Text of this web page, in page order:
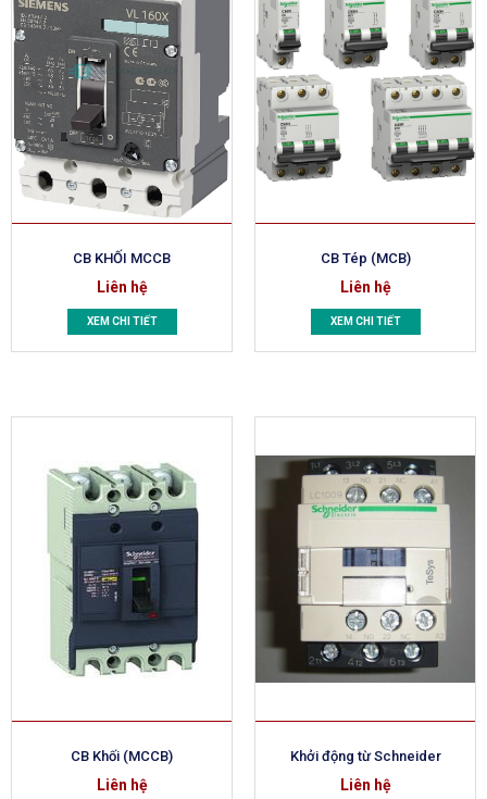
CB KHỐI MCCB
Liên hệ
XEM CHI TIẾT
CB Tép (MCB)
Liên hệ
XEM CHI TIẾT
CB Khối (MCCB)
Liên hệ
Khởi động từ Schneider
Liên hệ